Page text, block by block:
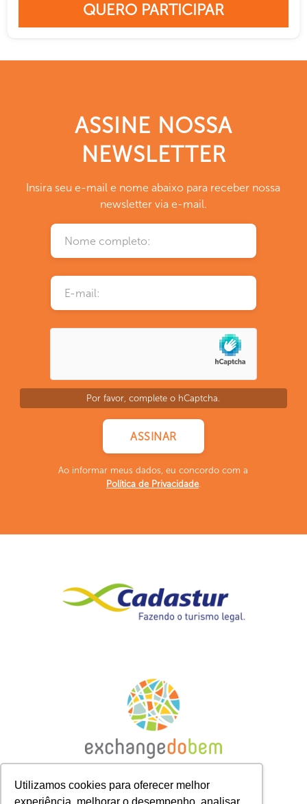
Utilizamos cookies para oferecer melhor
experiência, melhorar o desempenho, analisar
QUERO PARTICIPAR
ASSINE NOSSA
NEWSLETTER
Insira seu e-mail e nome abaixo para receber nossa
newsletter via e-mail.
Por favor, complete o hCaptcha.
Ao informar meus dados, eu concordo com a
Política de Privacidade.